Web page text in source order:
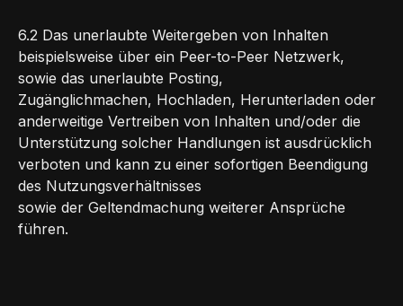
6.2 Das unerlaubte Weitergeben von Inhalten
beispielsweise über ein Peer-to-Peer Netzwerk,
sowie das unerlaubte Posting,
Zugänglichmachen, Hochladen, Herunterladen oder
anderweitige Vertreiben von Inhalten und/oder die
Unterstützung solcher Handlungen ist ausdrücklich
verboten und kann zu einer sofortigen Beendigung
des Nutzungsverhältnisses
sowie der Geltendmachung weiterer Ansprüche
führen.